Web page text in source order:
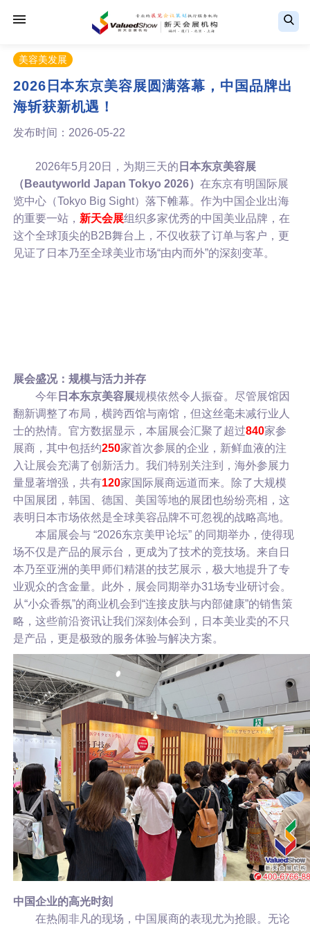
美容美发展
2026日本东京美容展圆满落幕，中国品牌出
海斩获新机遇！
发布时间：2026-05-22
2026年5月20日，为期三天的 日本东京美容展
（Beautyworld Japan Tokyo 2026） 在东京有明国际展
览中心（Tokyo Big Sight）落下帷幕。作为中国企业出海
的重要一站， 新天会展组织多家优秀的中国美业品牌，在
这个全球顶尖的B2B舞台上，不仅收获了订单与客户，更
见证了日本乃至全球美业市场“由内而外”的深刻变革。
展会盛况：规模与活力并存
今年日本东京美容展规模依然令人振奋。尽管展馆因
翻新调整了布局，横跨西馆与南馆，但这丝毫未减行业人
士的热情。官方数据显示，本届展会汇聚了超过840家参
展商，其中包括约250家首次参展的企业，新鲜血液的注
入让展会充满了创新活力。我们特别关注到，海外参展力
量显著增强，共有120家国际展商远道而来。除了大规模
中国展团，韩国、德国、美国等地的展团也纷纷亮相，这
表明日本市场依然是全球美容品牌不可忽视的战略高地。
本届展会与 “2026东京美甲论坛” 的同期举办，使得现
场不仅是产品的展示台，更成为了技术的竞技场。来自日
本乃至亚洲的美甲师们精湛的技艺展示，极大地提升了专
业观众的含金量。此外，展会同期举办31场专业研讨会。
从“小众香氛”的商业机会到“连接皮肤与内部健康”的销售策
略，这些前沿资讯让我们深刻体会到，日本美业卖的不只
是产品，更是极致的服务体验与解决方案。
中国企业的高光时刻
在热闹非凡的现场，中国展商的表现尤为抢眼。无论